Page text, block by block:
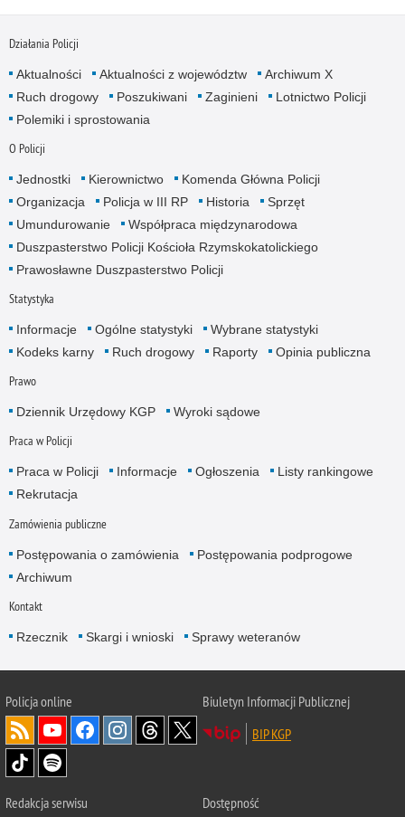
Działania Policji
Aktualności Aktualności z województw
Archiwum X
Ruch drogowy
Poszukiwani Zaginieni
Lotnictwo Policji
Polemiki i sprostowania
O Policji
Jednostki Kierownictwo
Komenda Główna Policji
Organizacja
Policja w III RP Historia
Sprzęt
Umundurowanie
Współpraca międzynarodowa
Duszpasterstwo Policji Kościoła Rzymskokatolickiego
Prawosławne Duszpasterstwo Policji
Statystyka
Informacje Ogólne statystyki
Wybrane statystyki
Kodeks karny
Ruch drogowy Raporty Opinia publiczna
Prawo
Dziennik Urzędowy KGP Wyroki sądowe
Praca w Policji
Praca w Policji Informacje Ogłoszenia
Listy rankingowe
Rekrutacja
Zamówienia publiczne
Postępowania o zamówienia
Postępowania podprogowe
Archiwum
Kontakt
Rzecznik Skargi i wnioski Sprawy weteranów
Policjaonline
Biuletyn Informacji Publicznej
BIP KGP
Redakcja serwisu Dostępność